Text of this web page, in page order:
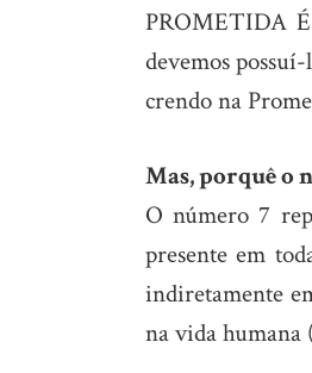
PROMETIDA
devemos
crendo na
Mas, porquê o
O número 7
presente em
indiretamente
na vida humana